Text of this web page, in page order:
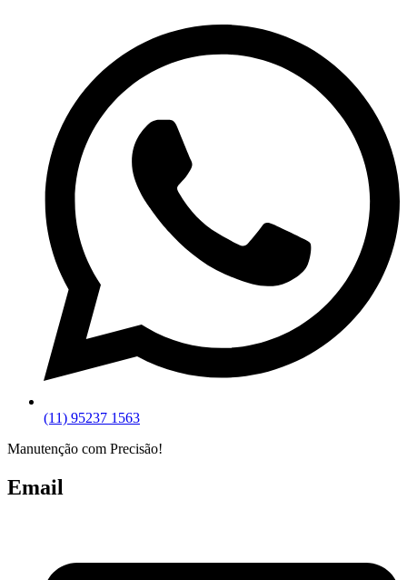
(11) 95237 1563
Manutenção com Precisão!
Email